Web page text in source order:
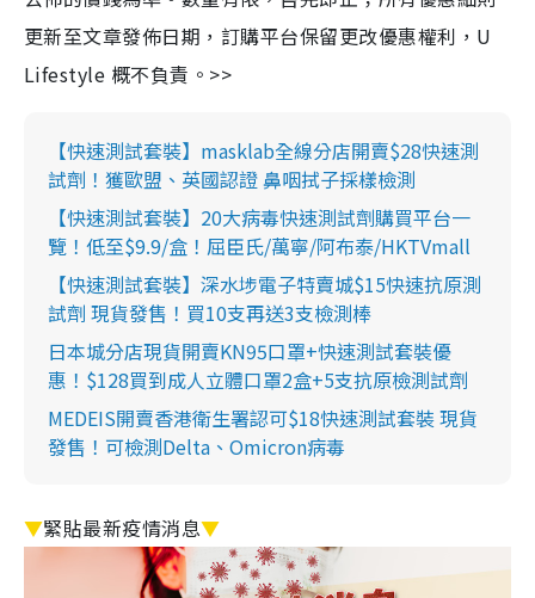
更新至文章發佈日期，訂購平台保留更改優惠權利，U
Lifestyle 概不負責。>>
【快速測試套裝】masklab全線分店開賣$28快速測
試劑！獲歐盟、英國認證 鼻咽拭子採樣檢測
【快速測試套裝】20大病毒快速測試劑購買平台一
覽！低至$9.9/盒！屈臣氏/萬寧/阿布泰/HKTVmall
【快速測試套裝】深水埗電子特賣城$15快速抗原測
試劑 現貨發售！買10支再送3支檢測棒
日本城分店現貨開賣KN95口罩+快速測試套裝優
惠！$128買到成人立體口罩2盒+5支抗原檢測試劑
MEDEIS開賣香港衛生署認可$18快速測試套裝 現貨
發售！可檢測Delta、Omicron病毒
▼緊貼最新疫情消息▼